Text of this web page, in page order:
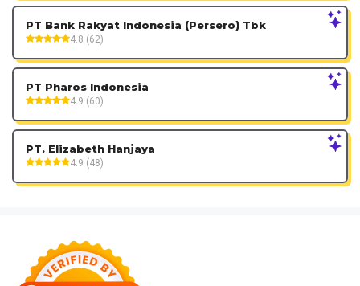
PT Bank Rakyat Indonesia (Persero) Tbk
4.8 (62)
PT Pharos Indonesia
4.9 (60)
PT. Elizabeth Hanjaya
4.9 (48)